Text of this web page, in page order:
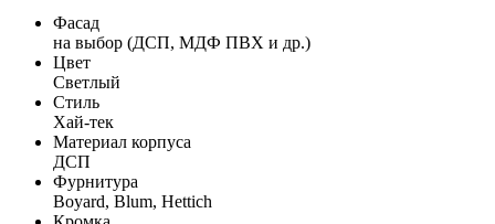
Фасад
на выбор (ДСП, МДФ ПВХ и др.)
Цвет
Светлый
Стиль
Хай-тек
Материал корпуса
ДСП
Фурнитура
Boyard, Blum, Hettich